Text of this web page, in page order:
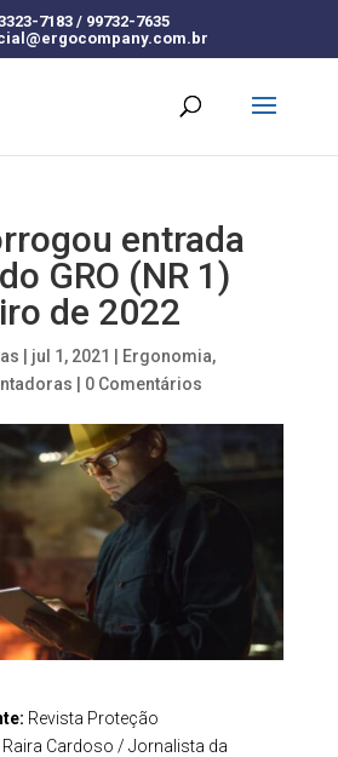
7183 / 99732-7635
entrada
GRO (NR 1)
de 2022
jul 1, 2021 Ergonomia,
0 Comentários
Revista Proteção
Raira Cardoso / Jornalista da